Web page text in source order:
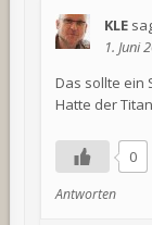
KLE
1. Juni
Das sollte ein
Hatte der
0
Antworten